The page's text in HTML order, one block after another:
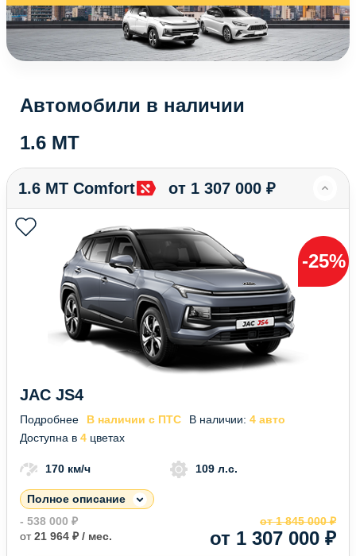
Автомобили в наличии
1.6 MT
1.6 MT Comfort от 1 307 000 ₽
-25%
JAC JS4
Подробнее В наличии с ПТС В наличии: 4 авто
Доступна в 4 цветах
170 км/ч 109 л.с.
Полное описание
- 538 000 ₽
от21 964 ₽ / мес. от 1 307 000 ₽
от 1 845 000 ₽